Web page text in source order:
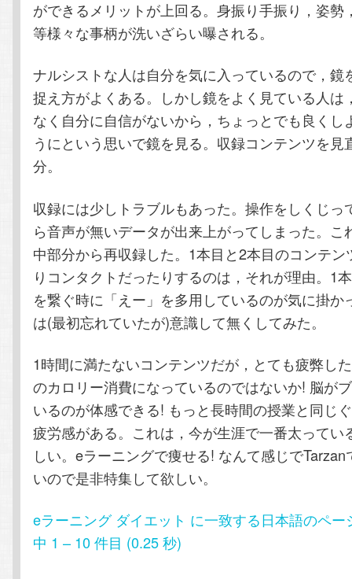
ができるメリットが上回る。身振り手振り，姿勢
等様々な事柄が洗いざらい曝される。
ナルシストな人は自分を気に入っているので，鏡
捉え方がよくある。しかし鏡をよく見ている人は
なく自分に自信がないから，ちょっとでも良くし
うにという思いで鏡を見る。収録コンテンツを見
分。
収録には少しトラブルもあった。操作をしくじっ
ら音声が無いデータが出来上がってしまった。こ
中部分から再収録した。1本目と2本目のコンテン
りコンタクトだったりするのは，それが理由。1
を繋ぐ時に「えー」を多用しているのが気に掛か
は(最初忘れていたが)意識して無くしてみた。
1時間に満たないコンテンツだが，とても疲弊し
のカロリー消費になっているのではないか! 脳が
いるのが体感できる! もっと長時間の授業と同じ
疲労感がある。これは，今が生涯で一番太ってい
しい。eラーニングで痩せる! なんて感じで
いので是非特集して欲しい。
eラーニング ダイエット に一致する日本語のペー
中 1 – 10 件目 (0.25 秒)